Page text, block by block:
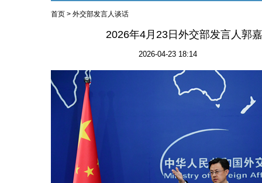
首页> 外交部发言人谈话
2026年4月23日外交部发言人郭
2026-04-23 18:14